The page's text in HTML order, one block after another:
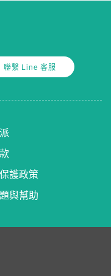
聯繫 Line 客服
護政策
與幫助